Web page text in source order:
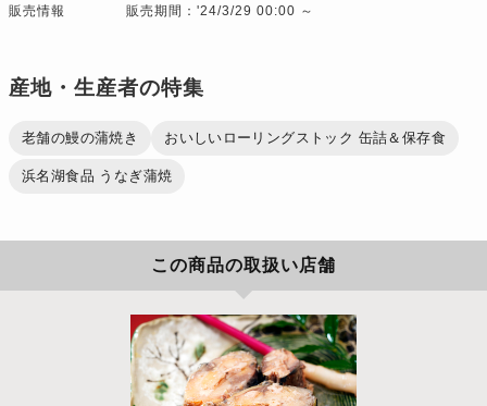
販売情報 販売期間：'24/3/29 00:00 ～
産地・生産者の特集
老舗の鰻の蒲焼き おいしいローリングストック 缶詰＆保存食
浜名湖食品 うなぎ蒲焼
この商品の取扱い店舗